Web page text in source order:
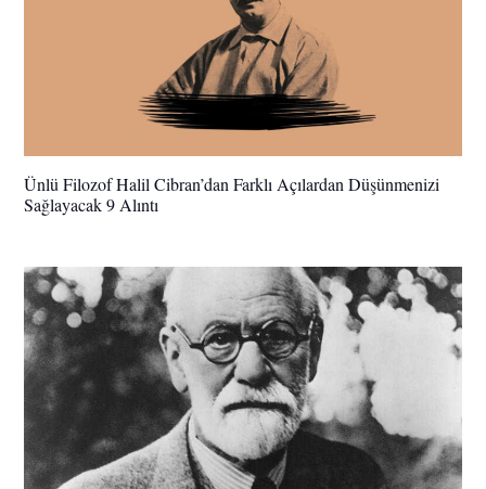
Ünlü Filozof Halil Cibran’dan Farklı Açılardan Düşünmenizi
Sağlayacak 9 Alıntı